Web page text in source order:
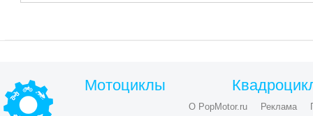
Мотоциклы
О PopMotor.ru Реклама